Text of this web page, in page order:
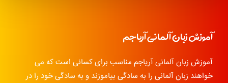
آموزش زبان آلمانی آریاجم
آموزش زبان آلمانی آریاجم مناسب برای کسانی است که می
خواهند زبان آلمانی را به سادگی بیاموزند و به سادگی خود را در